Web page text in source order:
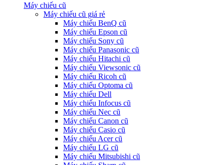
Máy chiếu cũ
Máy chiếu cũ giá rẻ
Máy chiếu BenQ cũ
Máy chiếu Epson cũ
Máy chiếu Sony cũ
Máy chiếu Panasonic cũ
Máy chiếu Hitachi cũ
Máy chiếu Viewsonic cũ
Máy chiếu Ricoh cũ
Máy chiếu Optoma cũ
Máy chiếu Dell
Máy chiếu Infocus cũ
Máy chiếu Nec cũ
Máy chiếu Canon cũ
Máy chiếu Casio cũ
Máy chiếu Acer cũ
Máy chiếu LG cũ
Máy chiếu Mitsubishi cũ